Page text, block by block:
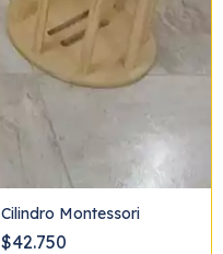
Cilindro Montessori
$42.750